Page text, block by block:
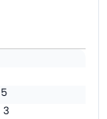
5
3